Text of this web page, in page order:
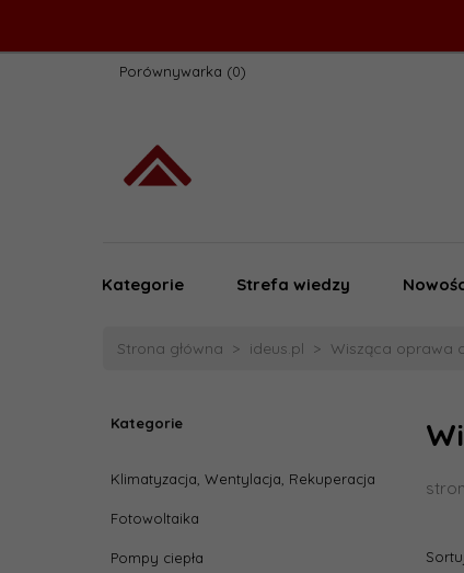
Porównywarka
Kategorie Strefa wiedzy
Strona główna ideus.pl Wisząca oprawa
Kategorie
Klimatyzacja, Wentylacja, Rekuperacja
Fotowoltaika
Pompy ciepła